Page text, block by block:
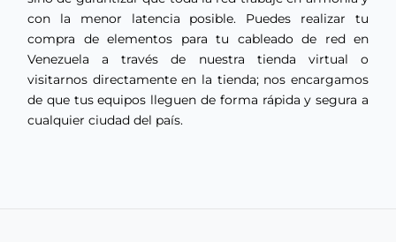
con la menor latencia posible. Puedes realizar tu
compra de elementos para tu cableado de red en
Venezuela a través de nuestra tienda virtual o
visitarnos directamente en la tienda; nos encargamos
de que tus equipos lleguen de forma rápida y segura a
cualquier ciudad del país.